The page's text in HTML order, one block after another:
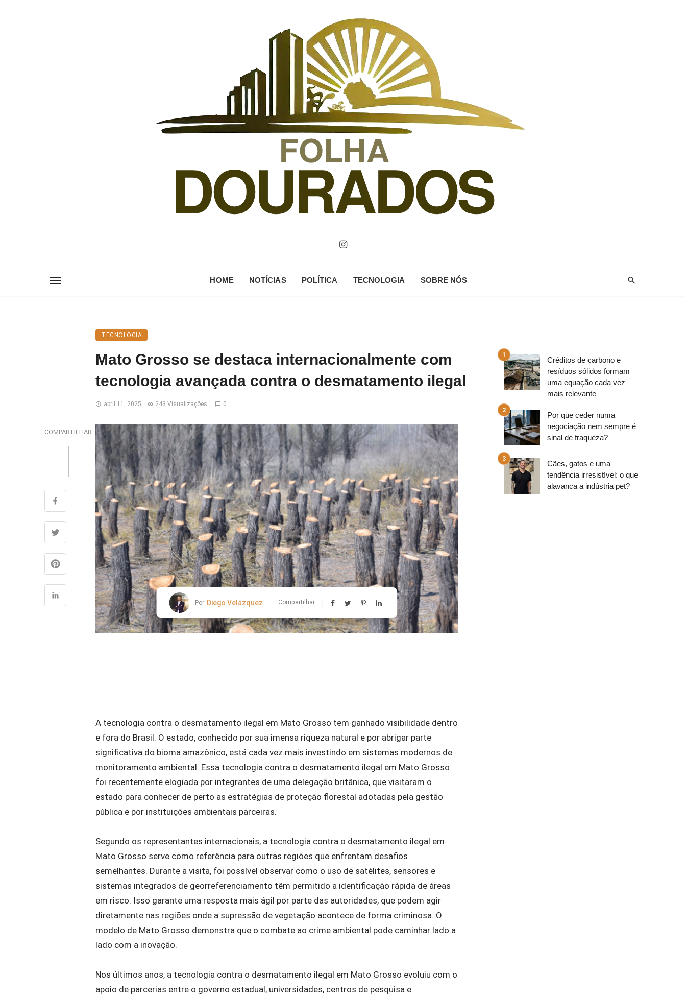
HOME NOTÍCIAS POLÍTICA TECNOLOGIA SOBRE NÓS
TECNOLOGIA
Mato Grosso se destaca internacionalmente com
tecnologia avançada contra o desmatamento ilegal
abril 11, 2025 243 Visualizações 0
COMPARTILHAR
Por Diego Velázquez Compartilhar
A tecnologia contra o desmatamento ilegal em Mato Grosso tem ganhado visibilidade dentro
e fora do Brasil. O estado, conhecido por sua imensa riqueza natural e por abrigar parte
significativa do bioma amazônico, está cada vez mais investindo em sistemas modernos de
monitoramento ambiental. Essa tecnologia contra o desmatamento ilegal em Mato Grosso
foi recentemente elogiada por integrantes de uma delegação britânica, que visitaram o
estado para conhecer de perto as estratégias de proteção florestal adotadas pela gestão
pública e por instituições ambientais parceiras.
Segundo os representantes internacionais, a tecnologia contra o desmatamento ilegal em
Mato Grosso serve como referência para outras regiões que enfrentam desafios
semelhantes. Durante a visita, foi possível observar como o uso de satélites, sensores e
sistemas integrados de georreferenciamento têm permitido a identificação rápida de áreas
em risco. Isso garante uma resposta mais ágil por parte das autoridades, que podem agir
diretamente nas regiões onde a supressão de vegetação acontece de forma criminosa. O
modelo de Mato Grosso demonstra que o combate ao crime ambiental pode caminhar lado a
lado com a inovação.
Nos últimos anos, a tecnologia contra o desmatamento ilegal em Mato Grosso evoluiu com o
apoio de parcerias entre o governo estadual, universidades, centros de pesquisa e
Créditos de carbono e
resíduos sólidos formam
uma equação cada vez
mais relevante
Por que ceder numa
negociação nem sempre é
sinal de fraqueza?
Cães, gatos e uma
tendência irresistível: o que
alavanca a indústria pet?